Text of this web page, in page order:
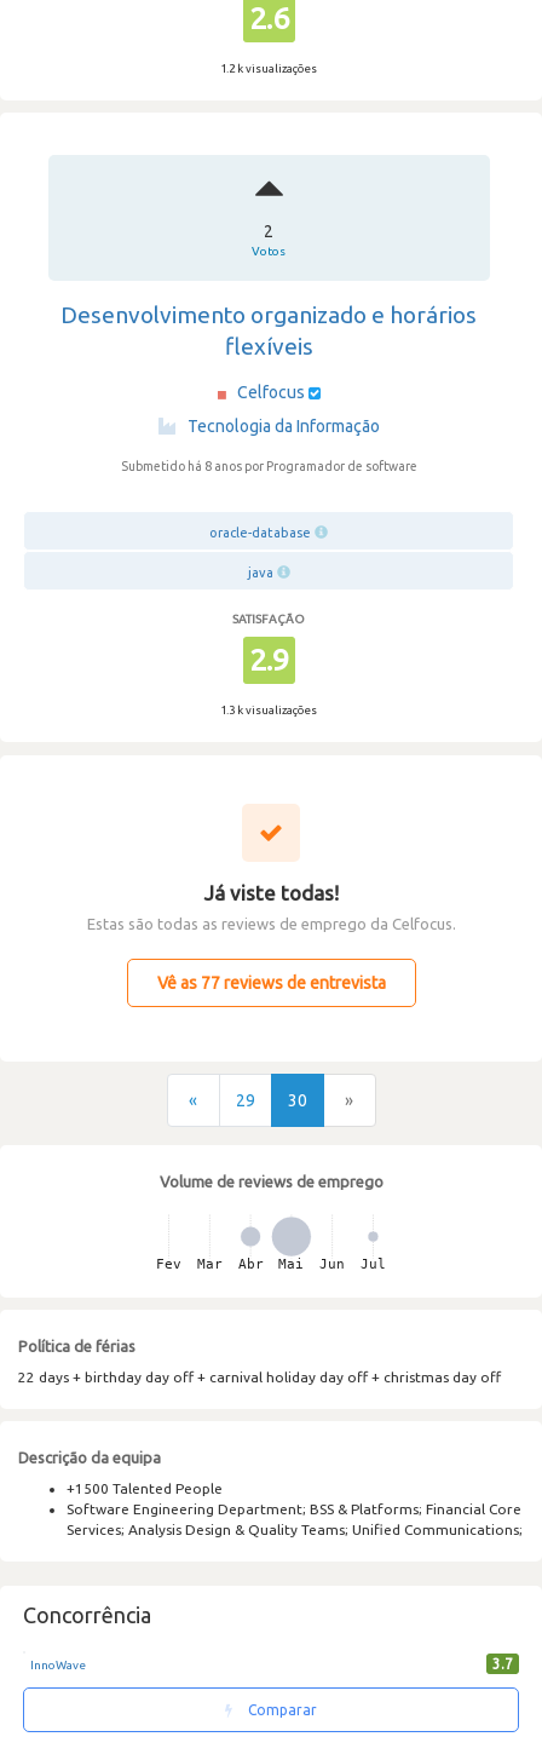
2.6
1.2 k visualizações
2
Votos
Desenvolvimento organizado e horários
flexíveis
Celfocus
Tecnologia da Informação
Submetido há 8 anos por Programador de software
oracle-database
java
SATISFAÇÃO
2.9
1.3 k visualizações
Já viste todas!
Estas são todas as reviews de emprego da Celfocus.
Vê as 77 reviews de entrevista
« 29 30 »
Volume de reviews de emprego
Política de férias
22 days + birthday day off + carnival holiday day off + christmas day off
Descrição da equipa
+1500 Talented People
Software Engineering Department; BSS & Platforms; Financial Core
Services; Analysis Design & Quality Teams; Unified Communications;
Concorrência
InnoWave 3.7
Comparar